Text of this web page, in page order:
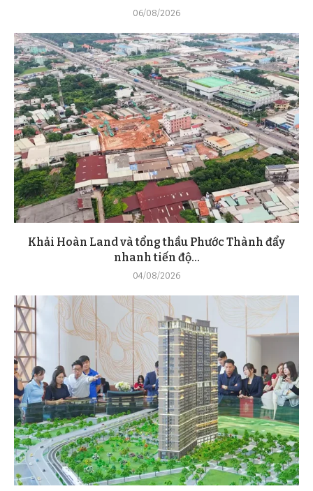
06/08/2026
Khải Hoàn Land và tổng thầu Phước Thành đẩy
nhanh tiến độ...
04/08/2026